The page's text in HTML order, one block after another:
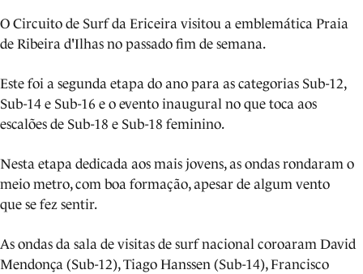
O Circuito de Surf da Ericeira visitou a emblemática Praia
de Ribeira d'Ilhas no passado fim de semana.
Este foi a segunda etapa do ano para as categorias Sub-12,
Sub-14 e Sub-16 e o evento inaugural no que toca aos
escalões de Sub-18 e Sub-18 feminino.
Nesta etapa dedicada aos mais jovens, as ondas rondaram o
meio metro, com boa formação, apesar de algum vento
que se fez sentir.
As ondas da sala de visitas de surf nacional coroaram David
Mendonça (Sub-12), Tiago Hanssen (Sub-14), Francisco